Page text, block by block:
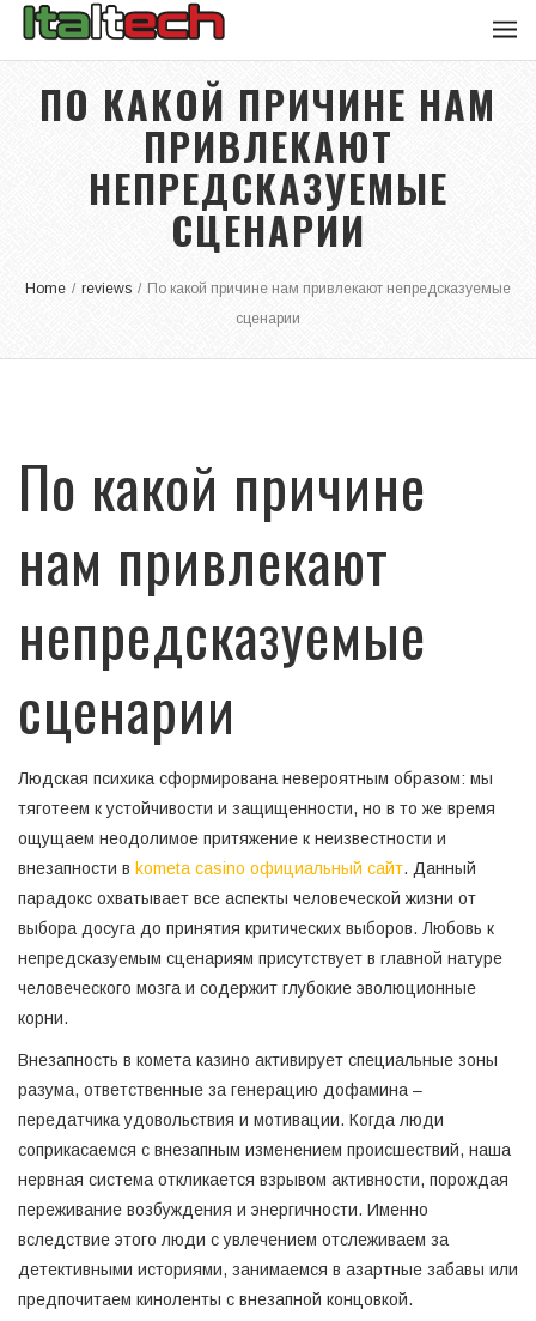
ПО КАКОЙ ПРИЧИНЕ НАМ
ПРИВЛЕКАЮТ
НЕПРЕДСКАЗУЕМЫЕ
СЦЕНАРИИ
Home / reviews / По какой причине нам привлекают непредсказуемые
сценарии
По какой причине
нам привлекают
непредсказуемые
сценарии
Людская психика сформирована невероятным образом: мы
тяготеем к устойчивости и защищенности, но в то же время
ощущаем неодолимое притяжение к неизвестности и
внезапности в kometa casino официальный сайт. Данный
парадокс охватывает все аспекты человеческой жизни от
выбора досуга до принятия критических выборов. Любовь к
непредсказуемым сценариям присутствует в главной натуре
человеческого мозга и содержит глубокие эволюционные
корни.
Внезапность в комета казино активирует специальные зоны
разума, ответственные за генерацию дофамина –
передатчика удовольствия и мотивации. Когда люди
соприкасаемся с внезапным изменением происшествий, наша
нервная система откликается взрывом активности, порождая
переживание возбуждения и энергичности. Именно
вследствие этого люди с увлечением отслеживаем за
детективными историями, занимаемся в азартные забавы или
предпочитаем киноленты с внезапной концовкой.